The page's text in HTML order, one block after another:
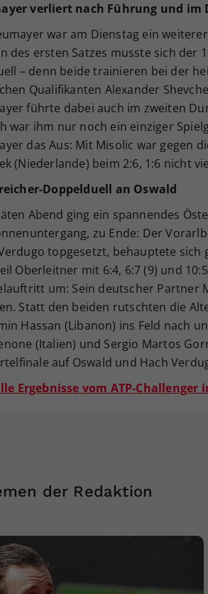
verliert nach Führung und im
war am Dienstag ein
des ersten Satzes musste sich der
– denn beide trainieren bei der
Qualifikanten Alexander
führte dabei auch im zweiten
war ihm nur noch ein einziger
das Aus: Mit Misolic war gegen
(Niederlande) beim 2:6, 1:6 nicht
Doppelduell an Oswald
Abend ging ein spannendes
zu Ende: Der
topgesetzt, behauptete sich
Oberleitner mit 6:4, 6:7 (9) und
um: Sein deutscher Partner
Statt den beiden rutschten die
Hassan (Libanon) ins Feld nach
(Italien) und Sergio Martos
auf Oswald und Hach
Ergebnisse vom ATP-Challenger
der Redaktion